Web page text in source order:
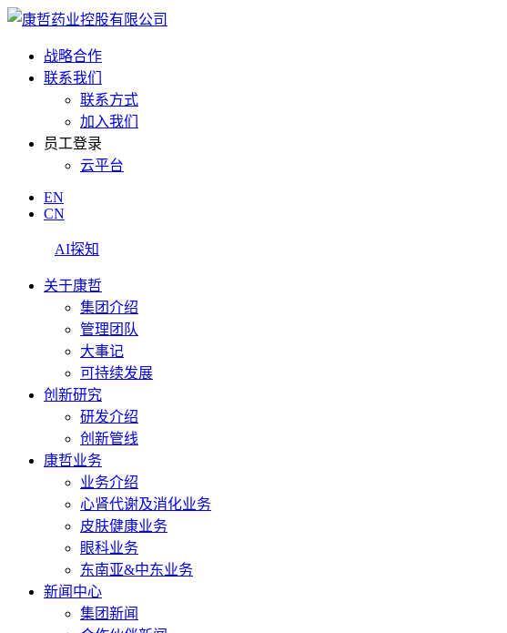
战略合作
联系我们
联系方式
加入我们
员工登录
云平台
EN
CN
AI探知
关于康哲
集团介绍
管理团队
大事记
可持续发展
创新研究
研发介绍
创新管线
康哲业务
业务介绍
心肾代谢及消化业务
皮肤健康业务
眼科业务
东南亚&中东业务
新闻中心
集团新闻